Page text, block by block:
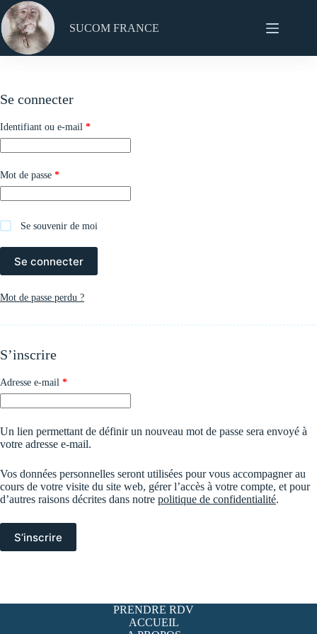
Passer
au
contenu
SUCOM FRANCE
Se connecter
Identifiant ou e-mail *Obligatoire
Mot de passe *Obligatoire
Se souvenir de moi
Se connecter
Mot de passe perdu ?
S’inscrire
Adresse e-mail *Obligatoire
Un lien permettant de définir un nouveau mot de passe sera envoyé à
votre adresse e-mail.
Vos données personnelles seront utilisées pour vous accompagner au
cours de votre visite du site web, gérer l’accès à votre compte, et pour
d’autres raisons décrites dans notre politique de confidentialité.
S’inscrire
PRENDRE RDV
ACCUEIL